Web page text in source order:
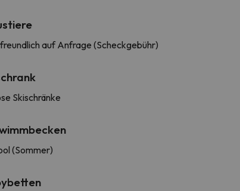
auf Anfrage (Scheckgebühr)
Skischränke
(Sommer)